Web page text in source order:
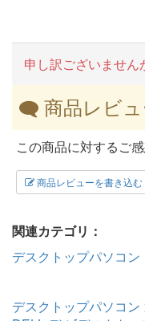
申し訳ございません
商品レビ
この商品に対するご
商品レビューを書き込む
関連カテゴリ：
デスクトップパソコン
デスクトップパソコン